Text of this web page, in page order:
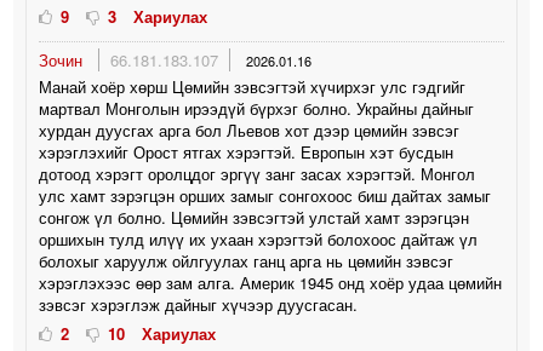
9
3
Хариулах
Зочин
66.181.183.107 2026.01.16
Манай хоёр хөрш Цөмийн зэвсэгтэй хүчирхэг улс гэдгийг
мартвал Монголын ирээдүй бүрхэг болно. Украйны дайныг
хурдан дуусгах арга бол Льевов хот дээр цөмийн зэвсэг
хэрэглэхийг Орост ятгах хэрэгтэй. Европын хэт бусдын
дотоод хэрэгт оролцдог эргүү занг засах хэрэгтэй. Монгол
улс хамт зэрэгцэн орших замыг сонгохоос биш дайтах замыг
сонгож үл болно. Цөмийн зэвсэгтэй улстай хамт зэрэгцэн
оршихын тулд илүү их ухаан хэрэгтэй болохоос дайтаж үл
болохыг харуулж ойлгуулах ганц арга нь цөмийн зэвсэг
хэрэглэхээс өөр зам алга. Америк 1945 онд хоёр удаа цөмийн
зэвсэг хэрэглэж дайныг хүчээр дуусгасан.
2
10
Хариулах